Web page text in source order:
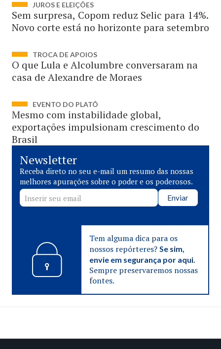
JUROS E ELEIÇÕES
Sem surpresa, Copom reduz Selic para 14%.
Novo corte está no horizonte para setembro
TROCA DE APOIOS
O que Lula e Alcolumbre conversaram na
casa de Alexandre de Moraes
EVENTO DO PLATÔ
Mesmo com instabilidade global,
exportações impulsionam crescimento do
Brasil
Newsletter
Receba direto no seu e-mail um resumo das nossas
melhores apurações sobre o poder e os poderosos.
Enviar
Tem alguma dica para os
nossos repórteres? Se sim,
envie em segurança por aqui.
Sempre preservaremos nossas
fontes.